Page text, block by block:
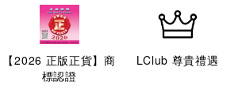
【2026 正版正貨】商
標認證
LClub 尊貴禮遇